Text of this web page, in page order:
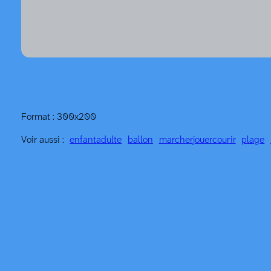
Format : 300x200
Voir aussi : enfantadulte ballon marcherjouercourir plage